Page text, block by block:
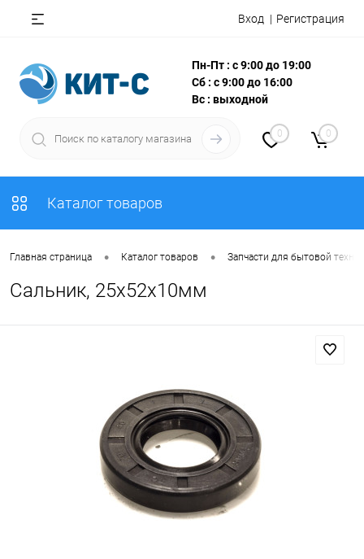
Вход Регистрация
Пн-Пт : с 9:00 до 19:00
Сб : с 9:00 до 16:00
Вс : выходной
0 0
Каталог товаров
Главная страница • Каталог товаров • Запчасти для бытовой
Сальник, 25х52х10мм